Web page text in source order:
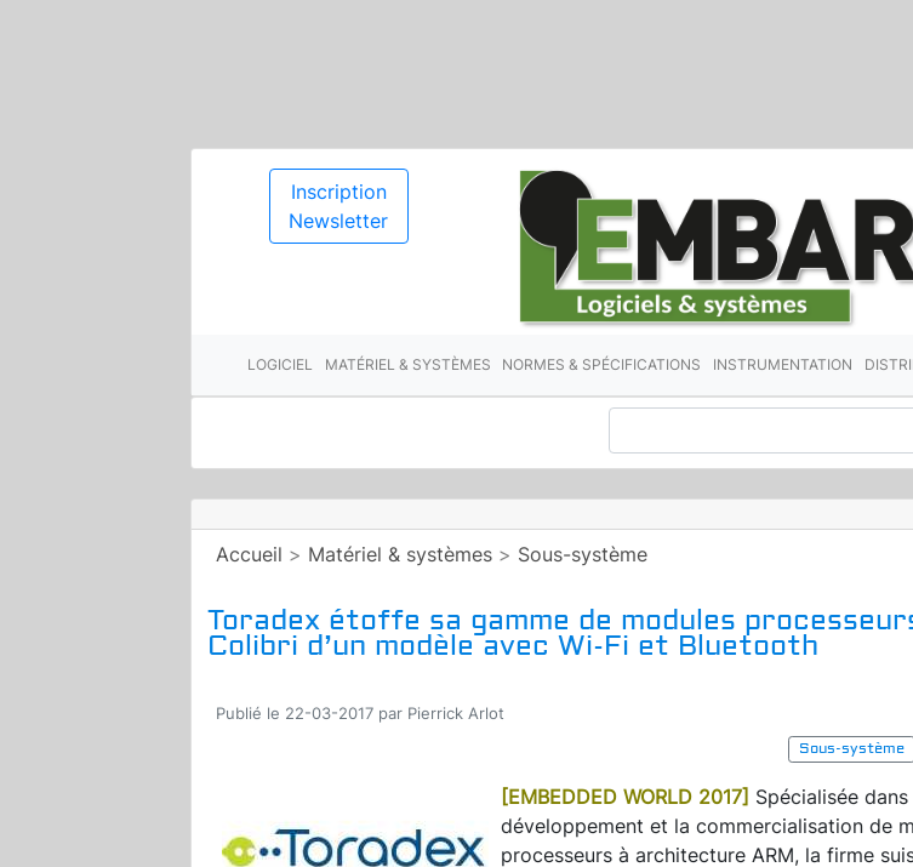
Inscription
Newsletter
LOGICIEL MATÉRIEL & SYSTÈMES NORMES & SPÉCIFICATIONS INSTRUMENTATION
Accueil > Matériel & systèmes > Sous-système
Toradex étoffe sa gamme de modules
Colibri d’un modèle avec Wi-Fi et Bluetooth
Publié le 22-03-2017 par Pierrick Arlot
Sous-système
[EMBEDDED WORLD 2017] Spécialisée dans
développement et la commercialisation de
processeurs à architecture ARM, la firme